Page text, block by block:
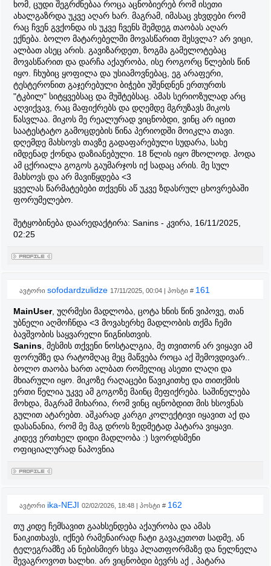
ხომ, ცუდი შეგრძნებაა როცა აცნობიერებ რომ ისეთი
ახალგაზრდა უკვე აღარ ხარ. მაგრამ, იმასაც ვხვდები რომ
რაც ჩვენ გვქონდა ის უკვე ჩვენს შემდეგ თაობას აღარ
ექნება. ბოლო მატარებელში მოვასწარით შესვლა? არ ვიცი,
ალბათ ასეც არის. გავიზარდეთ, ზოგმა გამელოტებაც
მოვასწარით და დარჩა აქაურობა, ისე როგორც წლების წინ
იყო. ჩხუბიც ყოფილა და უსიამოვნებაც, ეგ არაფერი,
ტესტერონით გაჯერებული ბიჭები უშენდნენ ერთურთს
"ტკბილ" სიტყვებსაც და მუშტებსაც. ამას სერიოზულად არც
აღვიქვავ, რაც მაფიქრებს და დღემდე მგრუზავს მიკოს
წასვლაა. მიკოს მე რეალურად ვიცნობდი, ვინც არ იცით
საატესტატო გამოცდების წინა პერიოდში მოიკლა თავი.
დღემდე მახსოვს თავზე გადაფარებული სუდარა, სახე
იმდენად ქონდა დაზიანებული. 18 წლის იყო მხოლოდ. ჰოდა
ამ ცქრიალა გოგოს გაუმარჯოს იქ სადაც არის. მე სულ
მახსოვს და არ მავიწყდება <3
ყველას წარმატებები თქვენს აწ უკვე ზდასრულ ცხოვრებაში
ფორუმელებო.
შეტყობინება დაარედაქტირა: Sanins - კვირა, 16/11/2025,
02:25
ავტორი sofodardzulidze 17/11/2025, 00:04 | პოსტი # 161
MainUser, უღრმესი მადლობა, ცოტა ხნის წინ ვიპოვე, თან
უბნელი აღმოჩნდა <3 მოვახერხე მადლობის თქმა ჩემი
ბავშვობის საყვარელი წიგნისთვის.
Sanins , მესმის თქვენი ნოსტალგია, მე თვითონ არ ვიყავი ამ
ფორუმზე და რატომღაც მეც მაწვება როცა აქ შემოვდივარ..
ბოლო თაობა ხართ ალბათ რომელიც ასეთი ლაღი და
მხიარული იყო. მიკოზე რაღაცები წავიკითხე და თითქმის
ერთი წელია უკვე ამ გოგოზე მაინც მეფიქრება. საშინელება
მოხდა, მაგრამ მიხარია, რომ ვინც იცნობდით მის ხსოვნას
გულით ატარებთ. აშკარად კარგი კოლექტივი იყავით აქ და
დასანანია, რომ მე მაგ დროს ზედმეტად პატარა ვიყავი.
კიდევ ერთხელ დიდი მადლობა :) სვორდსმენი
ოფიციალურად ნაპოვნია
ავტორი ika-NEJI 02/02/2026, 18:48 | პოსტი # 162
თუ კიდე ჩემსავით გაახსენდება აქაურობა და ამას
წაიკითხავს, იქნებ რამენაირად ჩატი გავაკეთოთ სადმე, ან
ტელეგრამზე ან ნებისმიერ სხვა პლათფორმაზე და ნელნელა
შევაგროვოთ ხალხი. არ ვიცნობდი ბევრს აქ , პატარა